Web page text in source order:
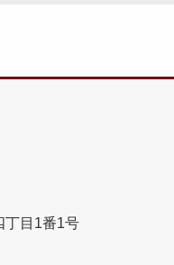
目1番1号